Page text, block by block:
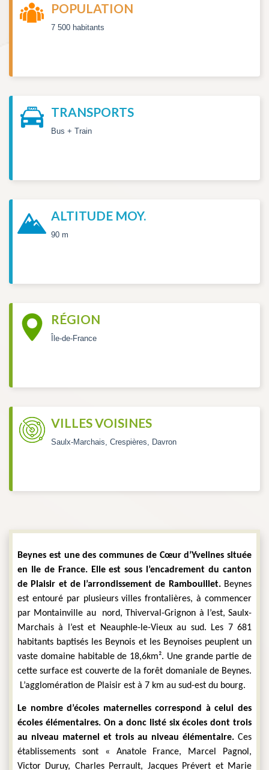
POPULATION
7 500 habitants
TRANSPORTS
Bus + Train
ALTITUDE MOY.
90 m
RÉGION
Île-de-France
VILLES VOISINES
Saulx-Marchais, Crespières, Davron
Beynes est une des communes de Cœur d’Yvelines située
en Ile de France. Elle est sous l’encadrement du canton
de Plaisir et de l’arrondissement de Rambouillet. Beynes
est entouré par plusieurs villes frontalières, à commencer
par Montainville au  nord, Thiverval-Grignon à l’est, Saulx-
Marchais à l’est et Neauphle-le-Vieux au sud. Les 7 681
habitants baptisés les Beynois et les Beynoises peuplent un
vaste domaine habitable de 18,6km². Une grande partie de
cette surface est couverte de la forêt domaniale de Beynes.
L’agglomération de Plaisir est à 7 km au sud-est du bourg.
Le nombre d’écoles maternelles correspond à celui des
écoles élémentaires. On a donc listé six écoles dont trois
au niveau maternel et trois au niveau élémentaire. Ces
établissements sont « Anatole France, Marcel Pagnol,
Victor Duruy, Charles Perrault, Jacques Prévert et Marie